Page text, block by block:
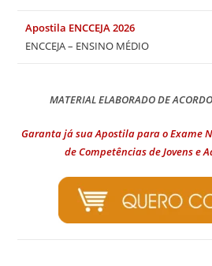
Apostila ENCCEJA 2026
ENCCEJA – ENSINO MÉDIO
MATERIAL ELABORADO DE
Garanta já sua Apostila para o Exame
de Competências de Jovens e